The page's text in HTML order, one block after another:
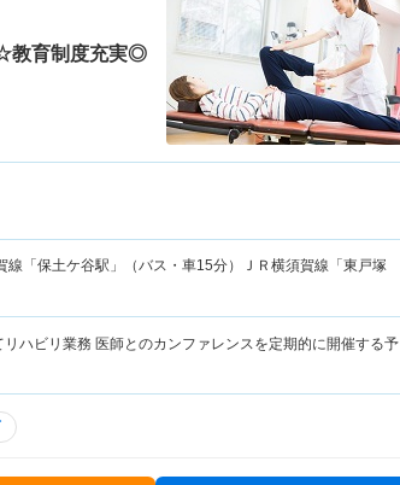
☆教育制度充実◎
線「保土ケ谷駅」（バス・車15分）ＪＲ横須賀線「東戸塚
リハビリ業務 医師とのカンファレンスを定期的に開催する予